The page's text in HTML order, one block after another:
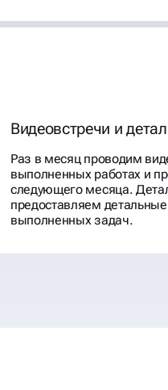
Видеовстречи и
Раз в месяц проводим
выполненных работах и
следующего месяца.
предоставляем
выполненных задач.